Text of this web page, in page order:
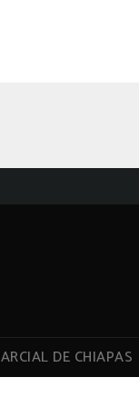
DE CHIAPAS